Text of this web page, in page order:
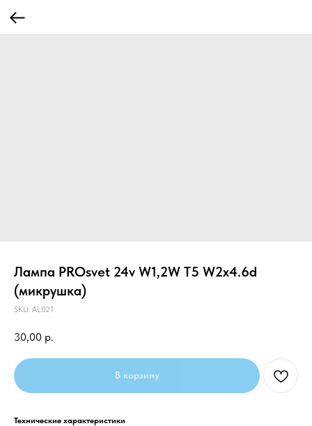
Лампа PROsvet 24v W1,2W T5 W2x4.6d
(микрушка)
SKU: AL021
30,00 р.
В корзину
Технические характеристики